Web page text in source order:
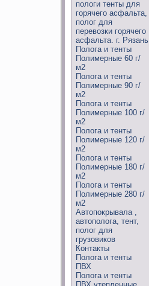
пологи тенты для
горячего асфальта,
полог для
перевозки горячего
асфальта. г. Рязань
Полога и тенты
Полимерные 60 г/
м2
Полога и тенты
Полимерные 90 г/
м2
Полога и тенты
Полимерные 100 г/
м2
Полога и тенты
Полимерные 120 г/
м2
Полога и тенты
Полимерные 180 г/
м2
Полога и тенты
Полимерные 280 г/
м2
Автопокрывала ,
автополога, тент,
полог для
грузовиков
Контакты
Полога и тенты
ПВХ
Полога и тенты